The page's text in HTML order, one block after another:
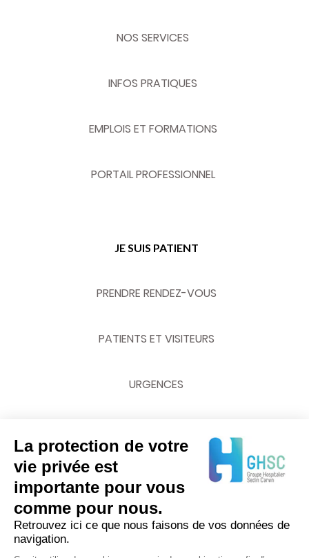
NOS SERVICES
INFOS PRATIQUES
EMPLOIS ET FORMATIONS
PORTAIL PROFESSIONNEL
JE SUIS PATIENT
PRENDRE RENDEZ-VOUS
PATIENTS ET VISITEURS
URGENCES
03 20 62 70 00
La protection de votre
vie privée est
importante pour vous
comme pour nous.
Retrouvez ici ce que nous faisons de vos données de
navigation.